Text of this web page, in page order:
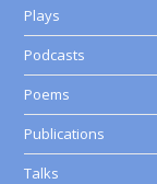
Plays
Podcasts
Poems
Publications
Talks